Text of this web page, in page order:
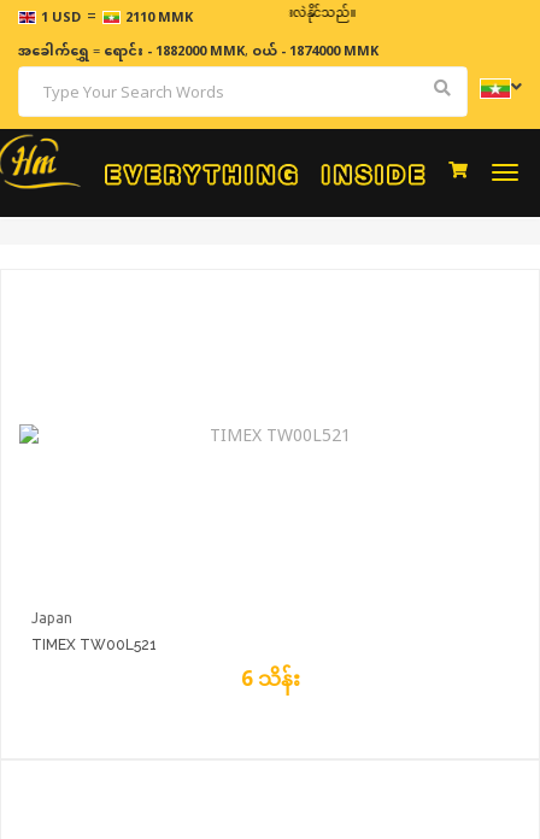
1 USD = 2110 MMK
ဈေးနှုန်းများသည် အချိန်နှင့် အမျှပြောင်းလဲနိုင်သည်။
အခေါက်ရွှေ=ရောင်း - 1882000 MMK, ဝယ် - 1874000 MMK
Japan
TIMEX TW00L521
6 သိန်း